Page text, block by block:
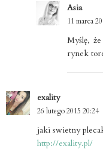
Asia
11 marca
Myślę,
rynek
exality
26 lutego 2015 20:24
jaki swietny
http://exality.pl/